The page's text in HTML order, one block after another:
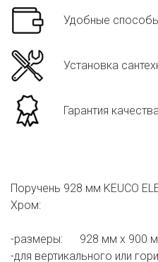
Удобные
Установка
Гарантия
Поручень 928 мм KEUCO
Хром:
-размеры: 928 мм x 900
-для вертикального или